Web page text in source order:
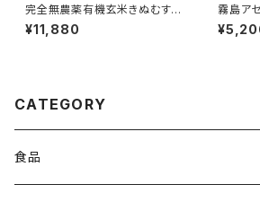
完全無農薬有機玄米きぬむすめ
Ａ米１０kg｜除草剤も一切使わ
ない完全無農薬｜柿木村有機
¥11,880
霧島ア
壺醸造
果汁の
CATEGORY
食品